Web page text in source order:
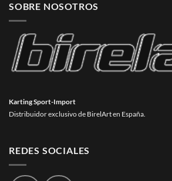
SOBRE NOSOTROS
Karting Sport-Import
Distribuidor exclusivo de BirelArt en España.
REDES SOCIALES